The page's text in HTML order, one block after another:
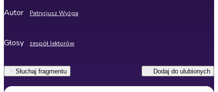
Autor Patrycjusz Wyżga
Głosy zespół lektorów
Słuchaj fragmentu Dodaj do ulubionych